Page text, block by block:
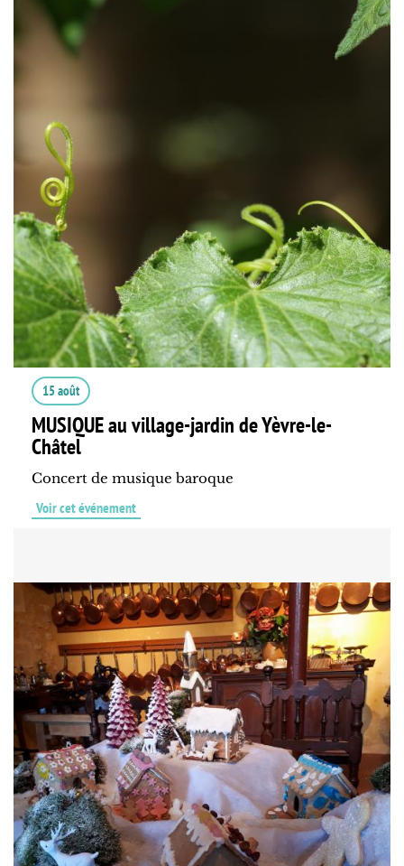
15 août
MUSIQUE au village-jardin de Yèvre-le-
Châtel
Concert de musique baroque
Voir cet événement